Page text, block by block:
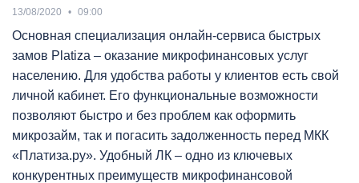
13/08/2020 09:00
Основная специализация онлайн-сервиса быстрых
замов Platiza – оказание микрофинансовых услуг
населению. Для удобства работы у клиентов есть свой
личной кабинет. Его функциональные возможности
позволяют быстро и без проблем как оформить
микрозайм, так и погасить задолженность перед МКК
«Платиза.ру». Удобный ЛК – одно из ключевых
конкурентных преимуществ микрофинансовой